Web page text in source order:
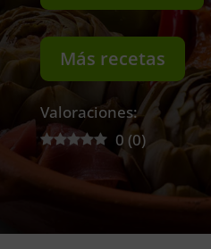
Más recetas
Valoraciones:
0 (0)